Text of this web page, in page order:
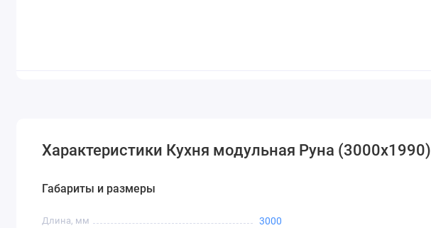
Характеристики Кухня модульная Руна (3000х1990)
Габариты и размеры
Длина, мм 3000